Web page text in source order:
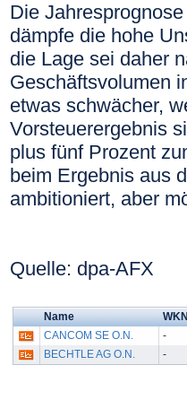
Die
dämpfe die hohe
die Lage sei daher
Geschäftsvolumen
etwas schwächer,
Vorsteuerergebnis
plus fünf Prozent
beim Ergebnis aus
ambitioniert, aber
Quelle: dpa-AFX
Name
CANCOM SE O.N.
-
BECHTLE AG O.N.
-